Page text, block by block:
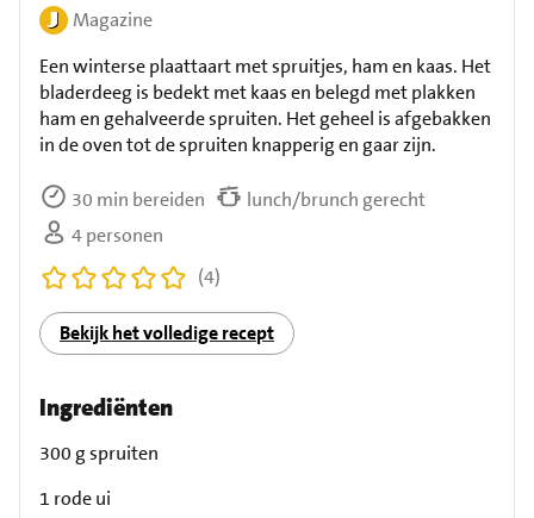
Magazine
Een winterse plaattaart met spruitjes, ham en kaas. Het
bladerdeeg is bedekt met kaas en belegd met plakken
ham en gehalveerde spruiten. Het geheel is afgebakken
in de oven tot de spruiten knapperig en gaar zijn.
30 min bereiden
lunch/brunch gerecht
4 personen
(4)
Bekijk het volledige recept
Ingrediënten
300 g spruiten
1 rode ui